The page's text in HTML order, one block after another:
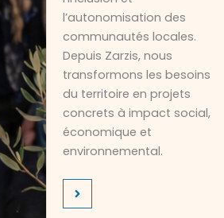
l’autonomisation des
communautés locales.
Depuis Zarzis, nous
transformons les besoins
du territoire en projets
concrets à impact social,
économique et
environnemental.